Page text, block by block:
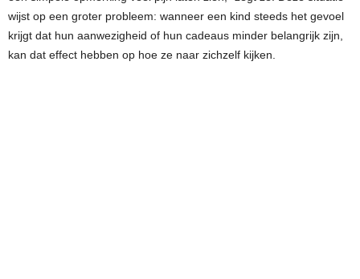
wijst op een groter probleem: wanneer een kind steeds het gevoel
krijgt dat hun aanwezigheid of hun cadeaus minder belangrijk zijn,
kan dat effect hebben op hoe ze naar zichzelf kijken.